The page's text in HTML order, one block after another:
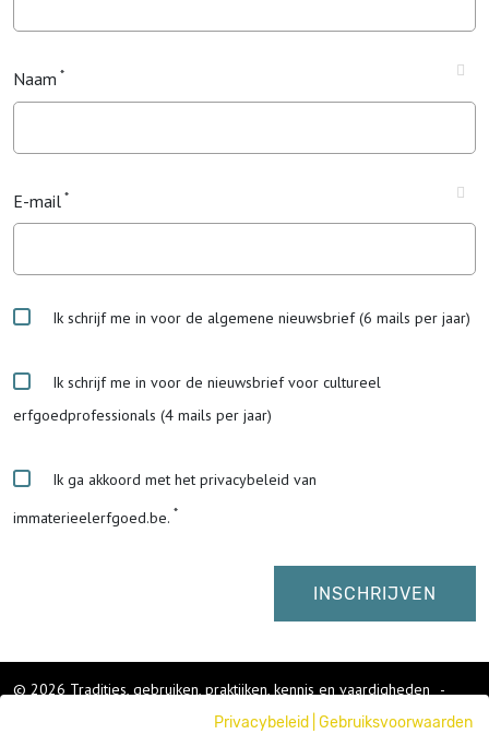
Naam
E-mail
Ik schrijf me in voor de algemene nieuwsbrief (6 mails per jaar)
Ik schrijf me in voor de nieuwsbrief voor cultureel
erfgoedprofessionals (4 mails per jaar)
Ik ga akkoord met het privacybeleid van
immaterieelerfgoed.be.
© 2026 Tradities, gebruiken, praktijken, kennis en vaardigheden
-
Privacybeleid Gebruiksvoorwaarden